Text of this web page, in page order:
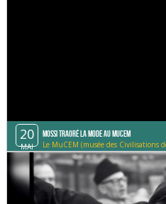
20
MAI
Mossi Traoré la mode au Mucem
Le MuCEM (musée des Civilisations
Méditerranée)